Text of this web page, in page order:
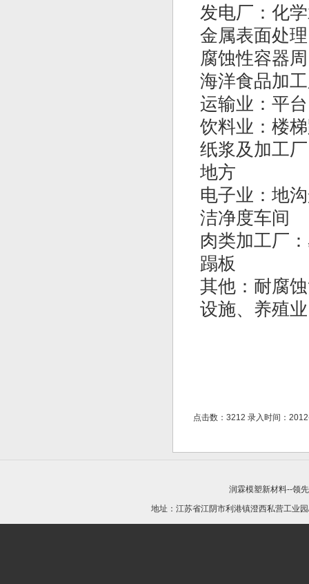
发电厂：化
金属表面处
腐蚀性容器
海洋食品加
运输业：平
饮料业：楼
纸浆及加工
地方
电子业：地
洁净度车间
肉类加工厂
蹋板
其他：耐腐
设施、养殖
点击数：3212 录入时间：
润霖模塑新材料--领
地址：江苏省江阴市利港镇澄西私营工业